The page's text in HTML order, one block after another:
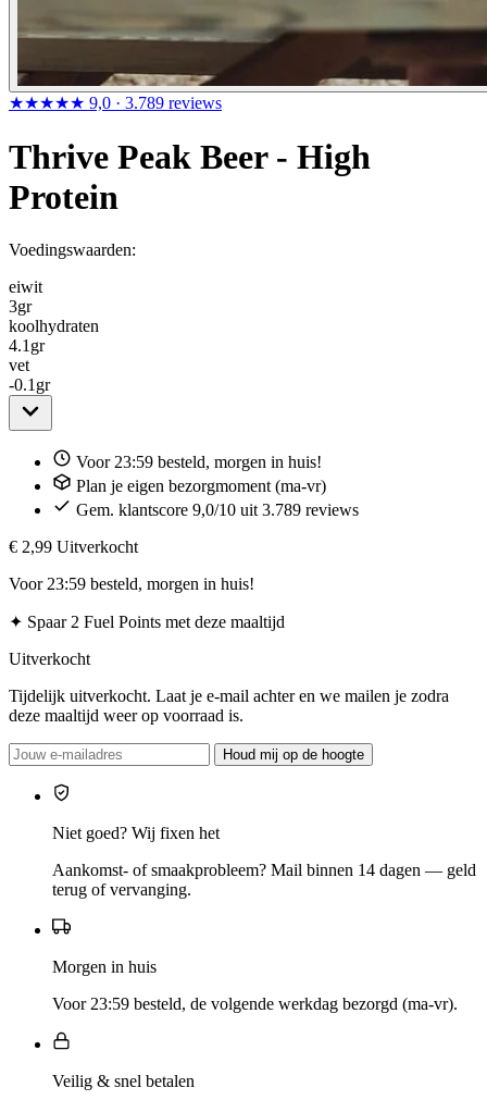
★★★★★ 9,0 · 3.789 reviews
Thrive Peak Beer - High
Protein
Voedingswaarden:
eiwit
3gr
koolhydraten
4.1 gr
vet
-0.1 gr
Voor 23:59 besteld, morgen in huis!
Plan je eigen bezorgmoment (ma-vr)
Gem. klantscore 9,0/10 uit 3.789 reviews
€ 2,99 Uitverkocht
Voor 23:59 besteld, morgen in huis!
✦ Spaar 2 Fuel Points met deze maaltijd
Uitverkocht
Tijdelijk uitverkocht. Laat je e-mail achter en we mailen je zodra
deze maaltijd weer op voorraad is.
Houd mij op de hoogte
Niet goed? Wij fixen het
Aankomst- of smaakprobleem? Mail binnen 14 dagen — geld
terug of vervanging.
Morgen in huis
Voor 23:59 besteld, de volgende werkdag bezorgd (ma-vr).
Veilig & snel betalen